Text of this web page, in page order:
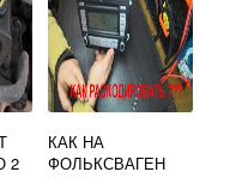
2
КАК НА
ФОЛЬКСВАГЕН